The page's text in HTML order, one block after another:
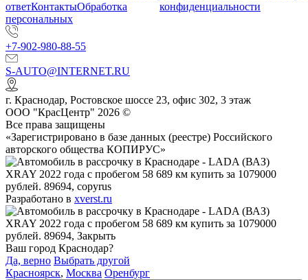
ответКонтактыОбработка
персональных
конфиденциальности
+7-902-980-88-55
S-AUTO@INTERNET.RU
г. Краснодар, Ростовское шоссе 23, офис 302, 3 этаж
ООО "КрасЦентр" 2026 ©
Все права защищены
«Зарегистрировано в базе данных (реестре) Российского
авторского общества КОПИРУС»
Разработано в xverst.ru
Ваш город Краснодар?
Да, верно Выбрать другой
Красноярск, Москва Оренбург